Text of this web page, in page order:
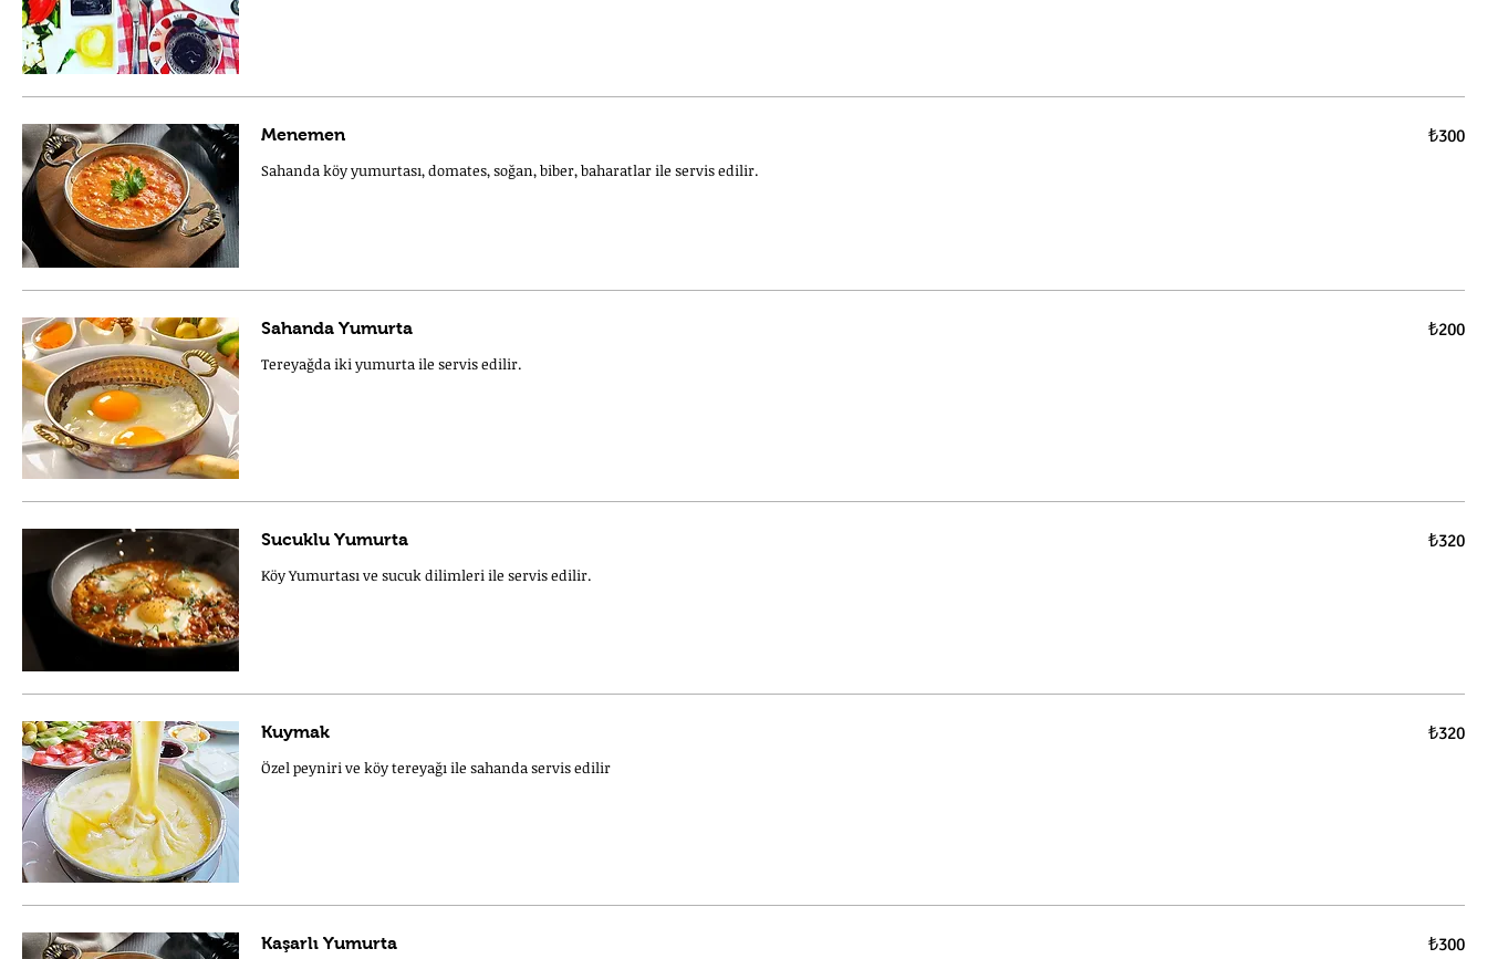
Menemen
Sahanda köy yumurtası, domates, soğan, biber, baharatlar ile servis edilir.
₺300
Sahanda Yumurta
Tereyağda iki yumurta ile servis edilir.
₺200
Sucuklu Yumurta
Köy Yumurtası ve sucuk dilimleri ile servis edilir.
₺320
Kuymak
Özel peyniri ve köy tereyağı ile sahanda servis edilir
₺320
Kaşarlı Yumurta ₺300